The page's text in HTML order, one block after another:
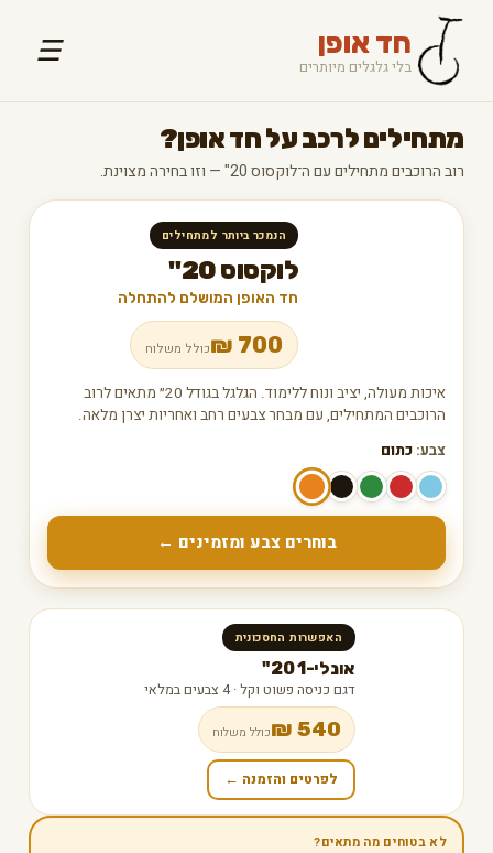
חד אופן
בלי גלגלים מיותרים ☰
מתחילים לרכב על חד אופן?
רוב הרוכבים מתחילים עם ה־לוקסוס 20" — וזו בחירה מצוינת.
הנמכר ביותר למתחילים
לוקסוס 20"
חד האופן המושלם להתחלה
700
₪כולל משלוח
איכות מעולה, יציב ונוח ללימוד. הגלגל בגודל 20״ מתאים לרוב
הרוכבים המתחילים, עם מבחר צבעים רחב ואחריות יצרן מלאה.
צבע: כתום
בוחרים צבע ומזמינים ←
האפשרות החסכונית
אונלי-1 20"
דגם כניסה פשוט וקל · 4 צבעים במלאי
540 ₪ כולל משלוח
לפרטים והזמנה ←
לא בטוחים מה מתאים?